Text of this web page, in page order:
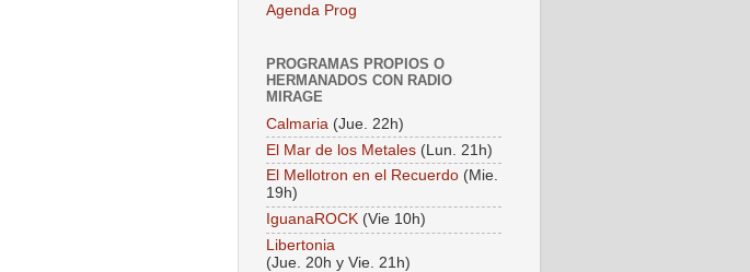
Agenda Prog
PROGRAMAS PROPIOS O
HERMANADOS CON RADIO
MIRAGE
Calmaria (Jue. 22h)
El Mar de los Metales (Lun. 21h)
El Mellotron en el Recuerdo (Mie.
19h)
IguanaROCK (Vie 10h)
Libertonia
(Jue. 20h y Vie. 21h)